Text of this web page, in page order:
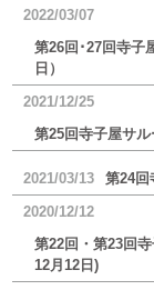
2022/03/07
第26回･27回寺子
日）
2021/12/25
第25回寺子屋サル
2021/03/13
第24回
2020/12/12
第22回・第23回
12月12日)